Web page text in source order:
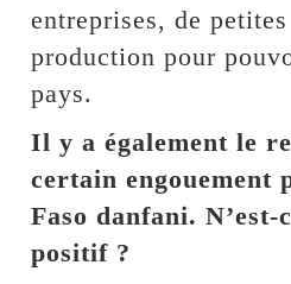
entreprises, de
production pour
pays.
Il y a également le
certain engouement
Faso danfani.
positif ?